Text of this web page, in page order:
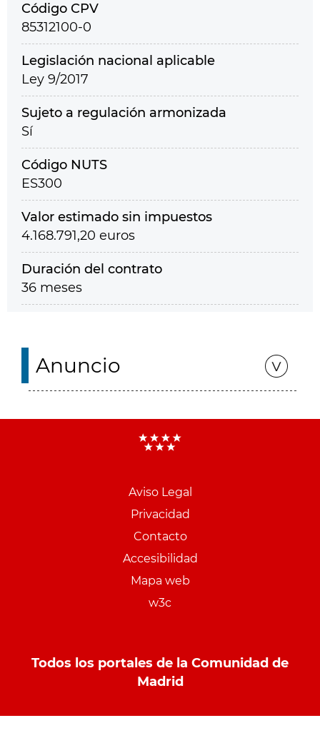
Código CPV
85312100-0
Legislación nacional aplicable
Ley 9/2017
Sujeto a regulación armonizada
Sí
Código NUTS
ES300
Valor estimado sin impuestos
4.168.791,20 euros
Duración del contrato
36 meses
Anuncio
Aviso Legal
Privacidad
Contacto
Accesibilidad
Mapa web
w3c
Todos los portales de la Comunidad de
Madrid